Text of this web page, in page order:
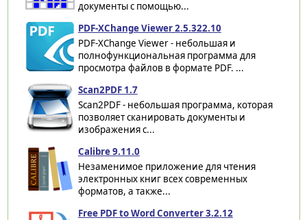
документы с помощью...
PDF-XChange Viewer 2.5.322.10
PDF-XChange Viewer - небольшая и
полнофункциональная программа для
просмотра файлов в формате PDF. ...
Scan2PDF 1.7
Scan2PDF - небольшая программа, которая
позволяет сканировать документы и
изображения с...
Calibre 9.11.0
Незаменимое приложение для чтения
электронных книг всех современных
форматов, а также...
Free PDF to Word Converter 3.2.12